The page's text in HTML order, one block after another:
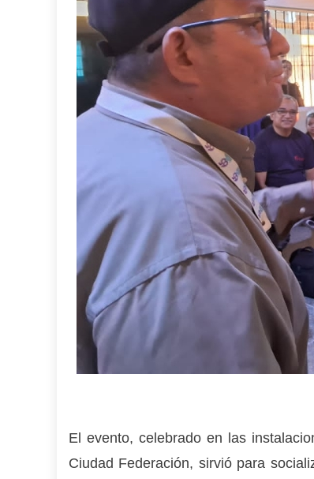
El evento, celebrado en las
Ciudad Federación, sirvió para